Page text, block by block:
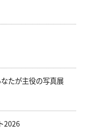
たが主役の写真展
2026